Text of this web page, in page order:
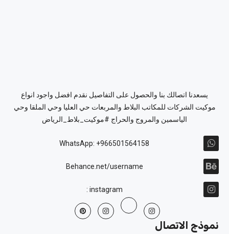
يسعدنا اتصالك بنا والحصول على التفاصيل نقدم افضل واجود انواع
موكيت الشركات للمكاتب البلاط والمربعات حي العليا وحي الملقا وحي
الياسمين والمروج والحراج #موكيت_بلاط_الرياض
WhatsApp: +966501564158
Behance.net/username
instagram :
نموذج الاتصال